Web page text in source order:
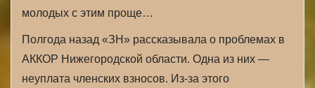
молодых с этим проще…
Полгода назад «ЗН» рассказывала о проблемах в
АККОР Нижегородской области. Одна из них —
неуплата членских взносов. Из-за этого